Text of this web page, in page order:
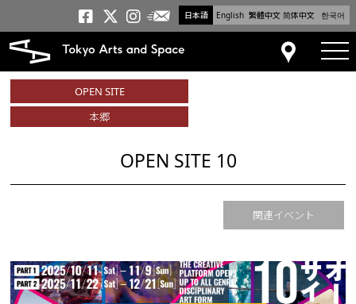
日本語 English 繁體中文 简体中文 한국어
トーキョーアーツアンド
トーキョーアーツアンド
トーキョーアーツア
メールニュース
アクセス
OPEN SITE
本郷
OPEN SITE 10
関連イベント